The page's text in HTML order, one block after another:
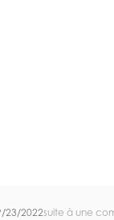
23/2022suite à une